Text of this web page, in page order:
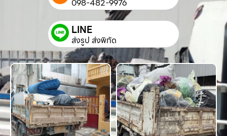
098-482-9976
LINE
ส่งรูป ส่งพิกัด